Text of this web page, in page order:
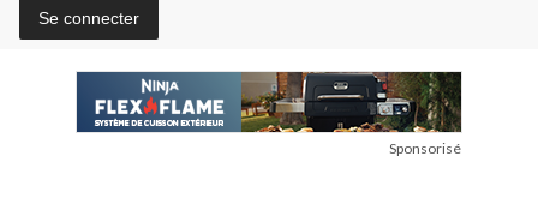
Se connecter
Sponsorisé